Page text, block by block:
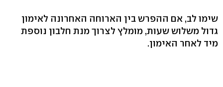
שימו לב, אם ההפרש בין הארוחה האחרונה לאימון
גדול משלוש שעות, מומלץ לצרוך מנת חלבון נוספת
מיד לאחר האימון.